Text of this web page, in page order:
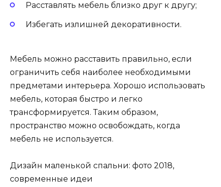
Расставлять мебель близко друг к другу;
Избегать излишней декоративности.
Мебель можно расставить правильно, если
ограничить себя наиболее необходимыми
предметами интерьера. Хорошо использовать
мебель, которая быстро и легко
трансформируется. Таким образом,
пространство можно освобождать, когда
мебель не используется.
Дизайн маленькой спальни: фото 2018,
современные идеи